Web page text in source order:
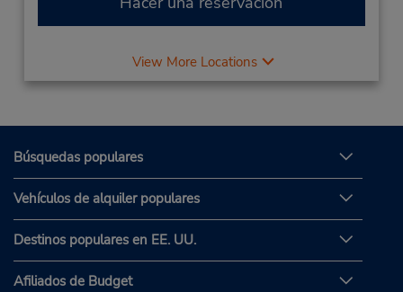
View More Locations
Búsquedas populares
Vehículos de alquiler populares
Destinos populares en EE. UU.
Afiliados de Budget